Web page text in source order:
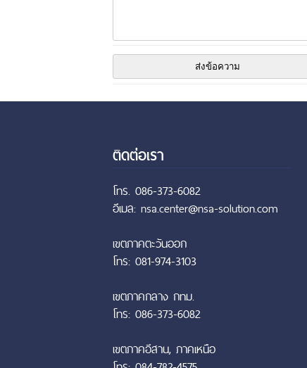
ติดต่อเรา
โทร. 086-373-6082
อีเมล: nsa.center@nsa-solution.com
เขตภาคตะวันออก
โทร: 081-974-3103
เขตภาคกลาง กทม.
โทร: 086-373-6082
เขตภาคอีสาน, ภาคเหนือ